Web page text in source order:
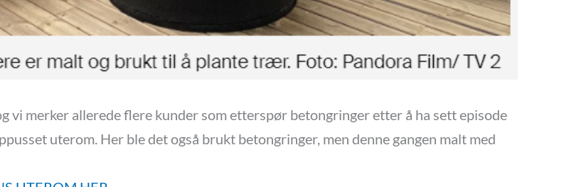
vi merker allerede flere kunder som etterspør betongringer etter å ha sett episode
uterom. Her ble det også brukt betongringer, men denne gangen malt med